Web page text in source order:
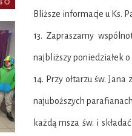
Bliższe informacje u Ks.
13. Zapraszamy
najbliższy poniedziałek
14. Przy ołtarzu św.
najuboższych
każdą msza św. i